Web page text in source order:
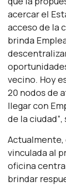
acercar el
acceso de la
brinda
vecino. Hoy
20 nodos de
llegar con
de la ciudad”,
vinculada al
oficina
brindar